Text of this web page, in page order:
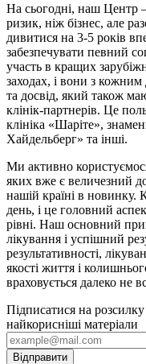
На сьогодні, наш Центр
ризик, ніж бізнес, але
дивитися на 3-5 років
забезпечувати певний
участь в кращих
заходах, і вони з
та досвід, який також
клінік-партнерів. Це
клініка «Шаріте»,
Хайдельберг» та інші.
Ми активно
яких вже є величезний
нашій країні в новинку.
день, і це головний
рівні. Наш основний
лікування і успішний
результативності,
якості життя і
враховується далеко не
Підписатися на розсилку
найкорисніші матеріали